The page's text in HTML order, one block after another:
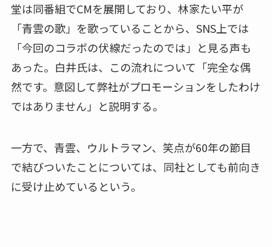
堂は同番組でCMを展開しており、林家たい平が
「青雲の歌」を歌っていることから、SNS上では
「今回のコラボの伏線だったのでは」と見る声も
あった。白井氏は、この流れについて「完全な偶
然です。意図して弊社がプロモーションをしたわけ
ではありません」と説明する。
一方で、青雲、ウルトラマン、笑点が60年の節目
で結びついたことについては、同社としても前向き
に受け止めているという。